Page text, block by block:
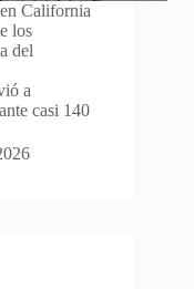
California
los
del
a
casi 140